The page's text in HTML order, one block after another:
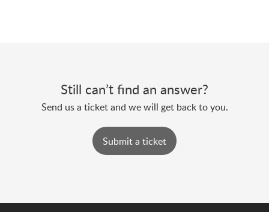
Still can’t find an answer?
Send us a ticket and we will get back to you.
Submit a ticket